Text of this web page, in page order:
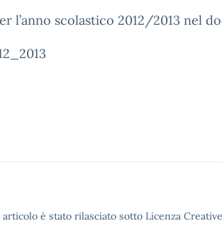
l’anno scolastico 2012/2013 nel
è stato rilasciato sotto Licenza